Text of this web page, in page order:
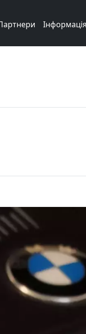
Інформація